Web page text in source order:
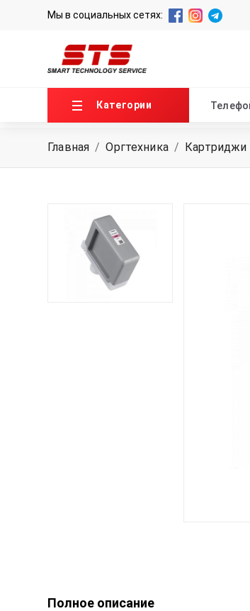
Мы в социальных сетях:
Категории
ГЛАВНАЯ
НОВОСТИ
КОНТАКТЫ
Главная / Оргтехника / Картриджи
Полное описание